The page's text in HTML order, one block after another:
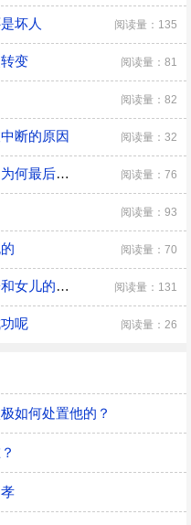
坏人 阅读量：135
变 阅读量：81
阅读量：82
断的原因 阅读量：32
秦始皇死前遗诏是让谁继承皇位，为何最后是胡亥继位 阅读量：76
阅读量：93
阅读量：70
​岳飞死后秦桧是如何处置他的妻子和女儿的，秦桧怎么处置岳飞家人的 阅读量：131
呢 阅读量：26
如何处置他的？